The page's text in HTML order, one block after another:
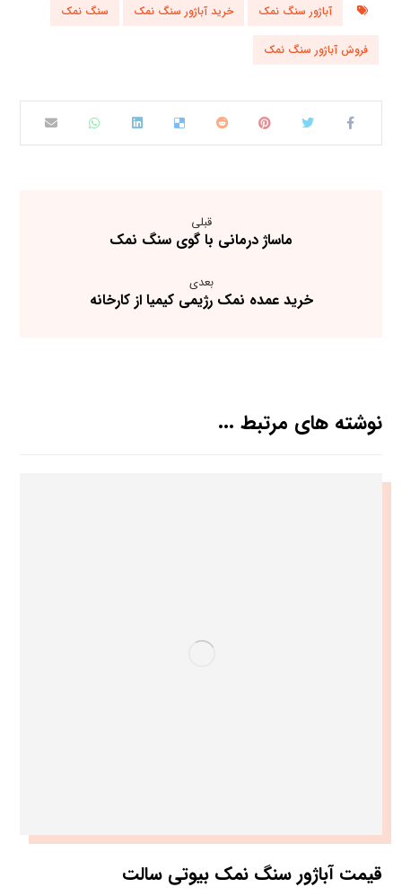
آباژور سنگ نمک خرید آباژور سنگ نمک سنگ نمک
فروش آباژور سنگ نمک
قبلی
ماساژ درمانی با گوی سنگ نمک
بعدی
خرید عمده نمک رژیمی کیمیا از کارخانه
نوشته های مرتبط ...
قیمت آباژور سنگ نمک بیوتی سالت